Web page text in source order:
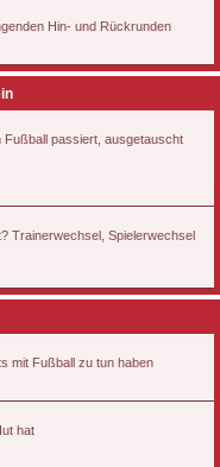
Hin- und Rückrunden
Fußball passiert, ausgetauscht
Trainerwechsel, Spielerwechsel
mit Fußball zu tun haben
hat